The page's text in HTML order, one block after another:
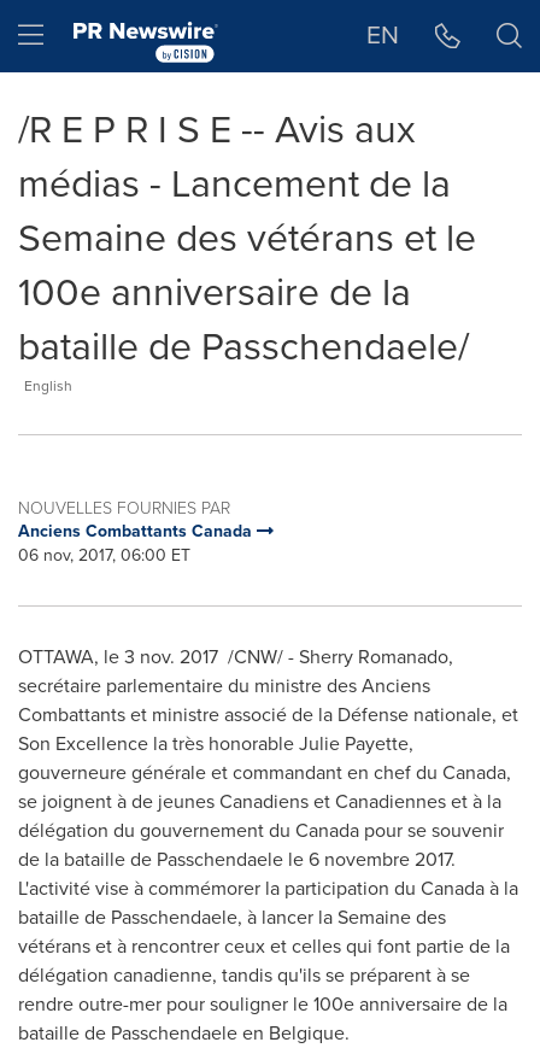
Hamburger menu EN
/R E P R I S E -- Avis aux
médias - Lancement de la
Semaine des vétérans et le
100e anniversaire de la
bataille de Passchendaele/
English
NOUVELLES FOURNIES PAR
Anciens Combattants Canada
06 nov, 2017, 06:00 ET
OTTAWA, le3 nov. 2017 /CNW/ -Sherry Romanado,
secrétaire parlementaire du ministre des Anciens
Combattants et ministre associé de la Défense nationale, et
Son Excellence la très honorableJulie Payette,
gouverneure générale et commandant en chef du Canada,
se joignent à de jeunes Canadiens et Canadiennes et à la
délégation du gouvernement du Canada pour se souvenir
de la bataille de Passchendaele le 6 novembre 2017.
L'activité vise à commémorer la participation du Canadaà la
bataille de Passchendaele, à lancer la Semaine des
vétérans et à rencontrer ceux et celles qui font partie de la
délégation canadienne, tandis qu'ils se préparent à se
rendre outre-mer pour souligner le 100e anniversaire de la
bataille de Passchendaele en Belgique.